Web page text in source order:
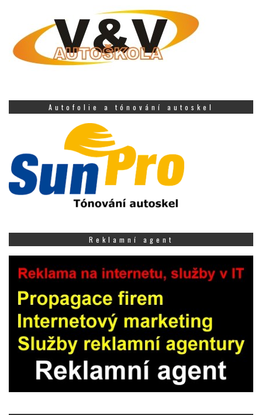
Autofolie a tónování autoskel
Reklamní agent